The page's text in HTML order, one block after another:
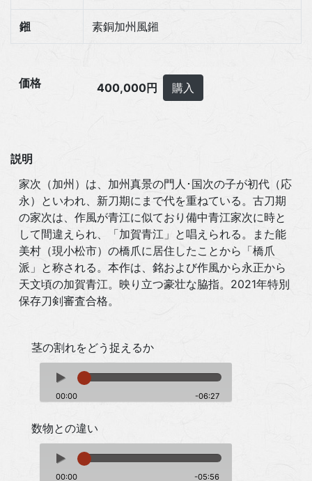
鎺 素銅加州風鎺
価格 400,000円 購入
説明
家次（加州）は、加州真景の門人･国次の子が初代（応
永）といわれ、新刀期にまで代を重ねている。古刀期
の家次は、作風が青江に似ており備中青江家次に時と
して間違えられ、「加賀青江」と唱えられる。また能
美村（現小松市）の橋爪に居住したことから「橋爪
派」と称される。本作は、銘および作風から永正から
天文頃の加賀青江。映り立つ豪壮な脇指。2021年特別
保存刀剣審査合格。